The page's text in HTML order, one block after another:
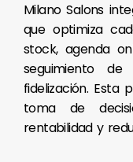
Milano Salons
que optimiza
stock, agenda
seguimiento
fidelización. Esta
toma de
rentabilidad y